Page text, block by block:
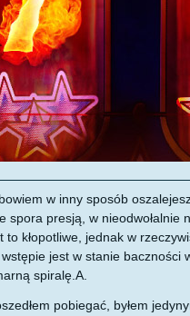
w inny sposób
spora presją, w nieodwołalnie
kłopotliwe, jednak w
jest w stanie baczności
spiralę.A.
pobiegać, byłem